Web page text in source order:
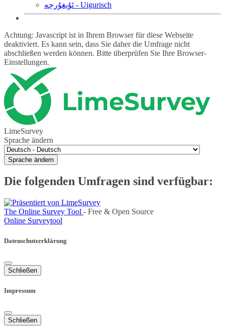
ئۇيغۇرچە - Uigurisch
Achtung: Javascript ist in Ihrem Browser für diese Webseite
deaktiviert. Es kann sein, dass Sie daher die Umfrage nicht
abschließen werden können. Bitte überprüfen Sie Ihre Browser-
Einstellungen.
LimeSurvey
Sprache ändern
Sprache ändern
Die folgenden Umfragen sind verfügbar:
The Online Survey Tool - Free & Open Source
Online Surveytool
Datenschutzerklärung
Schließen
Impressum
Schließen